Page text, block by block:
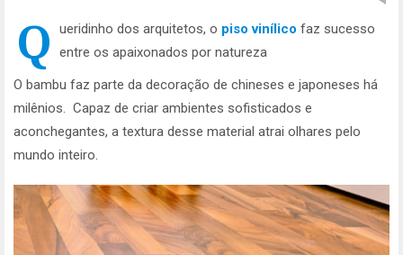
Q ueridinho dos arquitetos, o piso vinílico faz sucesso
entre os apaixonados por natureza
O bambu faz parte da decoração de chineses e japoneses há
milênios. Capaz de criar ambientes sofisticados e
aconchegantes, a textura desse material atrai olhares pelo
mundo inteiro.